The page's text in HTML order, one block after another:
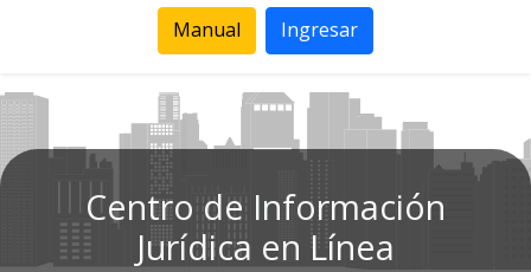
Manual Ingresar
Centro de Información
Jurídica en Línea